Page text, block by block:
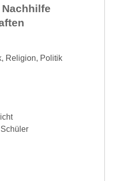
Religion, Politik